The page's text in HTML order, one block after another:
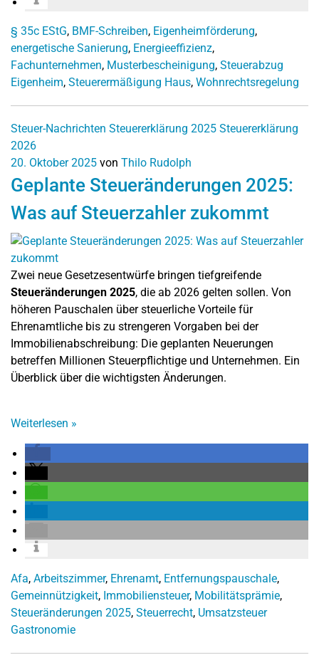
§ 35c EStG, BMF-Schreiben, Eigenheimförderung,
energetische Sanierung, Energieeffizienz,
Fachunternehmen, Musterbescheinigung, Steuerabzug
Eigenheim, Steuerermäßigung Haus, Wohnrechtsregelung
Steuer-Nachrichten Steuererklärung 2025 Steuererklärung
2026
20. Oktober 2025 von Thilo Rudolph
Geplante Steueränderungen 2025:
Was auf Steuerzahler zukommt
Zwei neue Gesetzesentwürfe bringen tiefgreifende
Steueränderungen 2025, die ab 2026 gelten sollen. Von
höheren Pauschalen über steuerliche Vorteile für
Ehrenamtliche bis zu strengeren Vorgaben bei der
Immobilienabschreibung: Die geplanten Neuerungen
betreffen Millionen Steuerpflichtige und Unternehmen. Ein
Überblick über die wichtigsten Änderungen.
Weiterlesen »
Afa, Arbeitszimmer, Ehrenamt, Entfernungspauschale,
Gemeinnützigkeit, Immobiliensteuer, Mobilitätsprämie,
Steueränderungen 2025, Steuerrecht, Umsatzsteuer
Gastronomie